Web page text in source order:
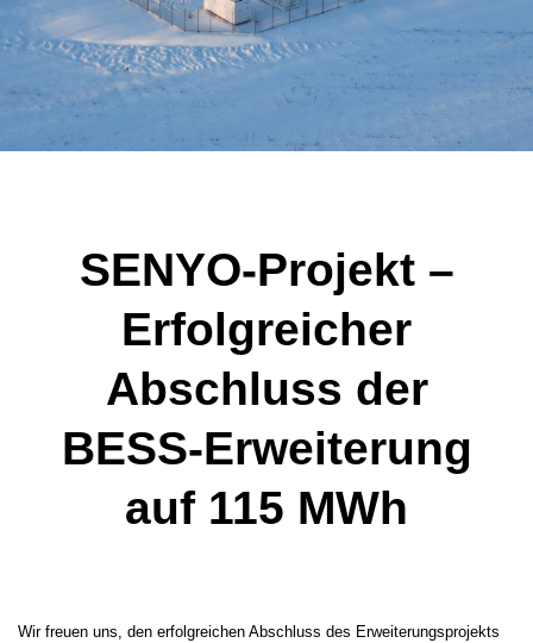
SENYO-Projekt –
Erfolgreicher
Abschluss der
BESS-Erweiterung
auf 115 MWh
Wir freuen uns, den erfolgreichen Abschluss des Erweiterungsprojekts